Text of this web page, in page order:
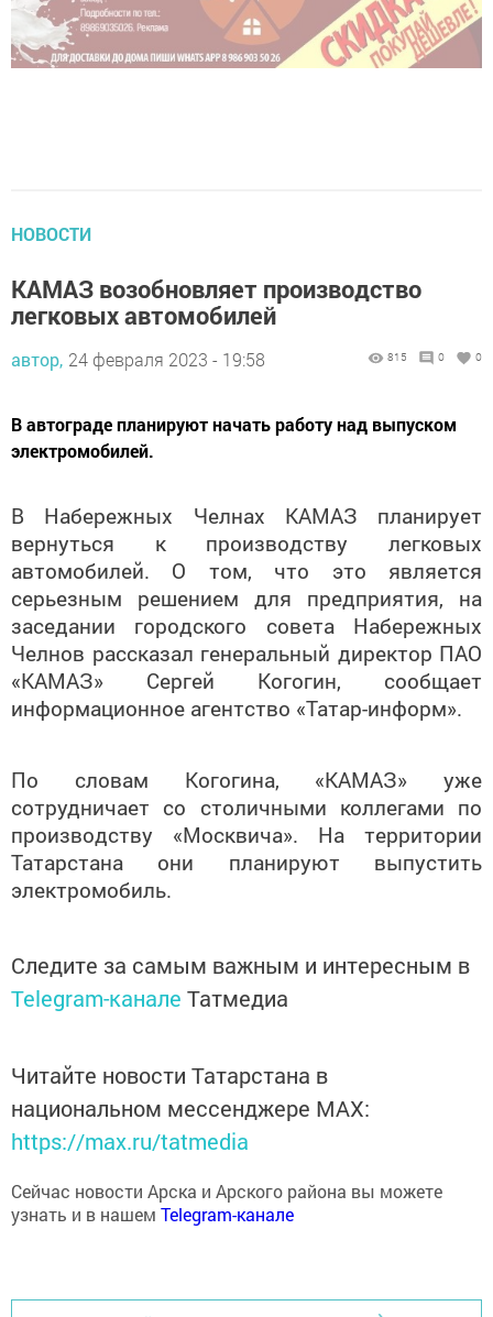
НОВОСТИ
КАМАЗ возобновляет производство
легковых автомобилей
автор, 24 февраля 2023 - 19:58 815 0 0
В автограде планируют начать работу над выпуском
электромобилей.
В Набережных Челнах КАМАЗ планирует
вернуться к производству легковых
автомобилей. О том, что это является
серьезным решением для предприятия, на
заседании городского совета Набережных
Челнов рассказал генеральный директор ПАО
«КАМАЗ» Сергей Когогин, сообщает
информационное агентство «Татар-информ».
По словам Когогина, «КАМАЗ» уже
сотрудничает со столичными коллегами по
производству «Москвича». На территории
Татарстана они планируют выпустить
электромобиль.
Следите за самым важным и интересным в
Telegram-канале Татмедиа
Читайте новости Татарстана в
национальном мессенджере MАХ:
https://max.ru/tatmedia
Сейчас новости Арска и Арского района вы можете
узнать и в нашем Telegram-канале